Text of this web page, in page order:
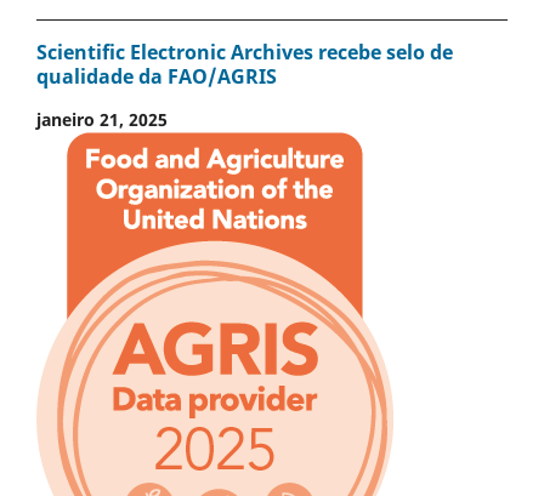
Scientific Electronic Archives recebe selo de
qualidade da FAO/AGRIS
janeiro 21, 2025